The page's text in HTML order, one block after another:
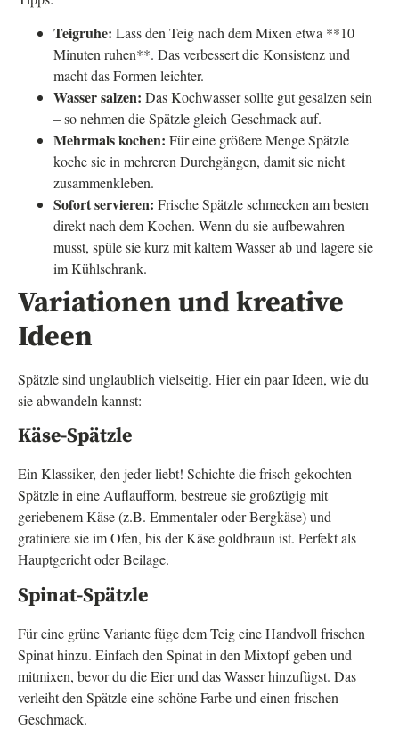
Teigruhe: Lass den Teig nach dem Mixen etwa **10
Minuten ruhen**. Das verbessert die Konsistenz und
macht das Formen leichter.
Wasser salzen: Das Kochwasser sollte gut gesalzen sein
– so nehmen die Spätzle gleich Geschmack auf.
Mehrmals kochen: Für eine größere Menge Spätzle
koche sie in mehreren Durchgängen, damit sie nicht
zusammenkleben.
Sofort servieren: Frische Spätzle schmecken am besten
direkt nach dem Kochen. Wenn du sie aufbewahren
musst, spüle sie kurz mit kaltem Wasser ab und lagere sie
im Kühlschrank.
Variationen und kreative
Ideen
Spätzle sind unglaublich vielseitig. Hier ein paar Ideen, wie du
sie abwandeln kannst:
Käse-Spätzle
Ein Klassiker, den jeder liebt! Schichte die frisch gekochten
Spätzle in eine Auflaufform, bestreue sie großzügig mit
geriebenem Käse (z.B. Emmentaler oder Bergkäse) und
gratiniere sie im Ofen, bis der Käse goldbraun ist. Perfekt als
Hauptgericht oder Beilage.
Spinat-Spätzle
Für eine grüne Variante füge dem Teig eine Handvoll frischen
Spinat hinzu. Einfach den Spinat in den Mixtopf geben und
mitmixen, bevor du die Eier und das Wasser hinzufügst. Das
verleiht den Spätzle eine schöne Farbe und einen frischen
Geschmack.